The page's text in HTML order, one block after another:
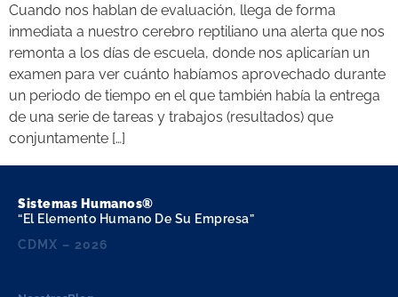
Cuando nos hablan de evaluación, llega de forma
inmediata a nuestro cerebro reptiliano una alerta que nos
remonta a los días de escuela, donde nos aplicarían un
examen para ver cuánto habíamos aprovechado durante
un periodo de tiempo en el que también había la entrega
de una serie de tareas y trabajos (resultados) que
conjuntamente […]
Sistemas Humanos®
“El Elemento Humano De Su Empresa”
CDMX – 2026